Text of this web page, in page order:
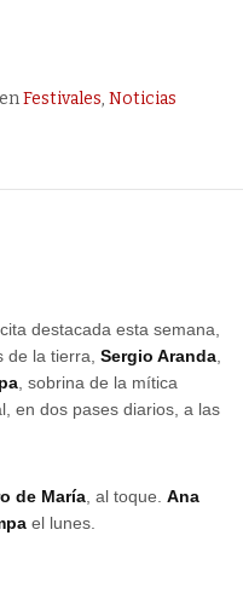
Festivales,Noticias
destacada esta semana,
de la tierra,Sergio Aranda
, sobrina de la mítica
en dos pases diarios, a las
de María , al toque.Ana
el lunes.